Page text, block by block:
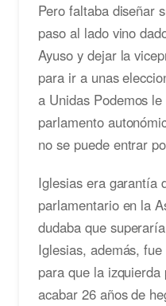
Pero faltaba diseñar
paso al lado vino
Ayuso y dejar la
para ir a unas
a Unidas Podemos
parlamento
no se puede entrar
Iglesias era garantía
parlamentario en la
dudaba que
Iglesias, además,
para que la
acabar 26 años de